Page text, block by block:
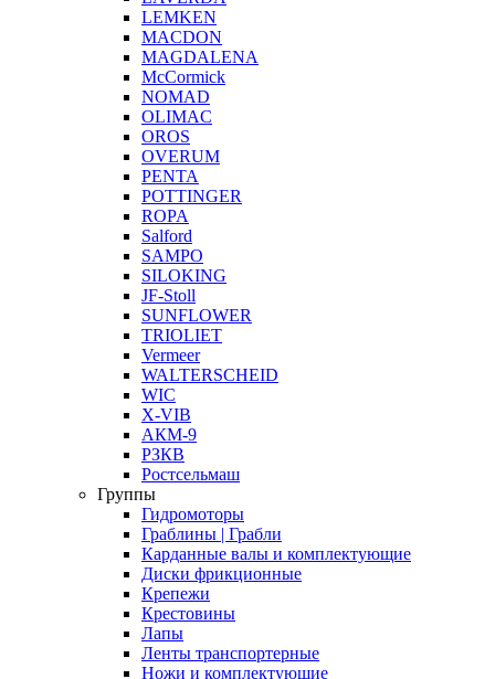
LEMKEN
MACDON
MAGDALENA
McCormick
NOMAD
OLIMAC
OROS
OVERUM
PENTA
POTTINGER
ROPA
Salford
SAMPO
SILOKING
JF-Stoll
SUNFLOWER
TRIOLIET
Vermeer
WALTERSCHEID
WIC
X-VIB
АКМ-9
РЗКВ
Ростсельмаш
Группы
Гидромоторы
Граблины | Грабли
Карданные валы и комплектующие
Диски фрикционные
Крепежи
Крестовины
Лапы
Ленты транспортерные
Ножи и комплектующие